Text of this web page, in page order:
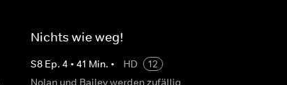
Nichts wie weg!
S8 Ep. 4 • 41 Min. • HD
12
Nolan und Bailey werden zufällig